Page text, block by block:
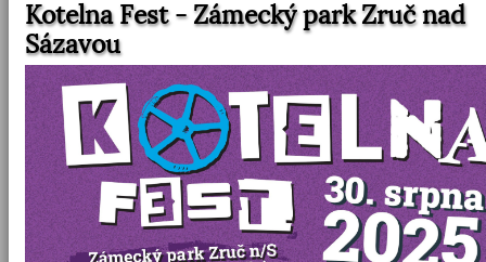
Kotelna Fest - Zámecký park Zruč nad
Sázavou